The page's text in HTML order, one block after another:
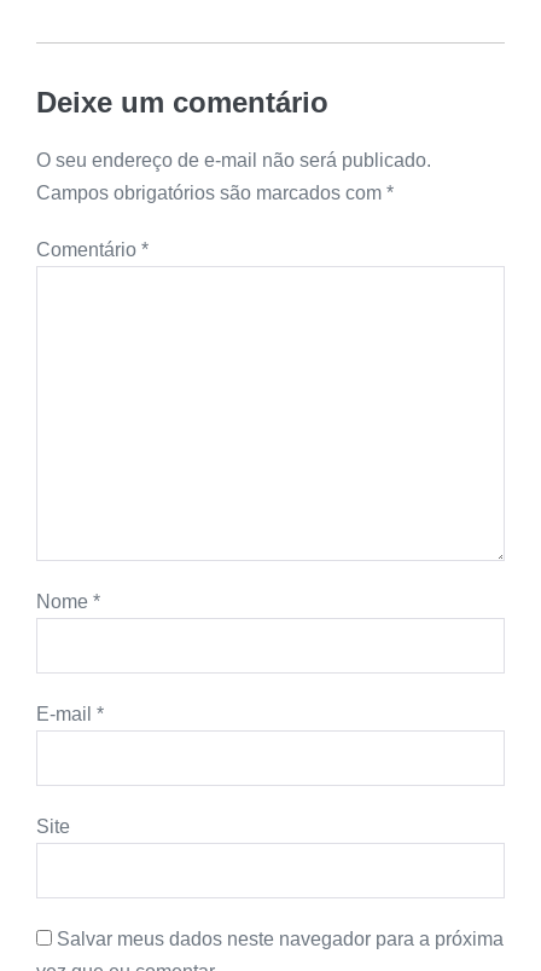
Deixe um comentário
O seu endereço de e-mail não será publicado.
Campos obrigatórios são marcados com *
Comentário *
Nome *
E-mail *
Site
Salvar meus dados neste navegador para a próxima